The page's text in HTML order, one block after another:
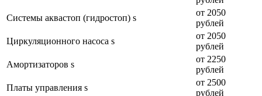
Системы аквастоп (гидростоп) s
от 2050
рублей
Циркуляционного насоса s
от 2050
рублей
Амортизаторов s
от 2250
рублей
Платы управления s
от 2500
рублей